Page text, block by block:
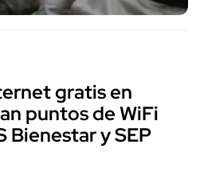
gratis en
puntos de WiFi
Bienestar y SEP